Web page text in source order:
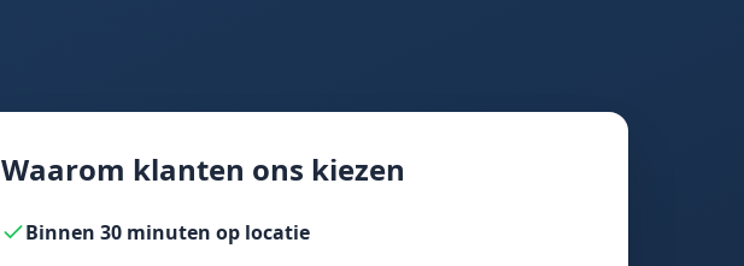
Waarom klanten ons kiezen
Binnen 30 minuten op locatie